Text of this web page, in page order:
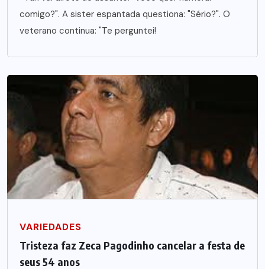
comigo?". A sister espantada questiona: "Sério?". O
veterano continua: "Te perguntei!
VARIEDADES
Tristeza faz Zeca Pagodinho cancelar a festa de
seus 54 anos